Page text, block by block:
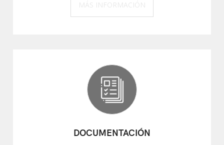
DOCUMENTACIÓN